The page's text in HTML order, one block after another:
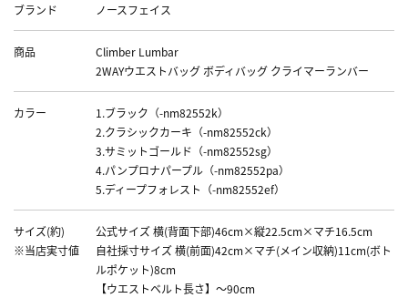
ブランド
ノースフェイス
商品
Climber Lumbar
2WAYウエストバッグ ボディバッグ クライマーランバー
カラー
1.ブラック（-nm82552k）
2.クラシックカーキ（-nm82552ck）
3.サミットゴールド（-nm82552sg）
4.パンプロナパープル（-nm82552pa）
5.ディープフォレスト（-nm82552ef）
サイズ(約)
※当店実寸値
公式サイズ 横(背面下部)46cm×縦22.5cm×マチ16.5cm
自社採寸サイズ 横(前面)42cm×マチ(メイン収納)11cm(ボト
ルポケット)8cm
【ウエストベルト長さ】～90cm